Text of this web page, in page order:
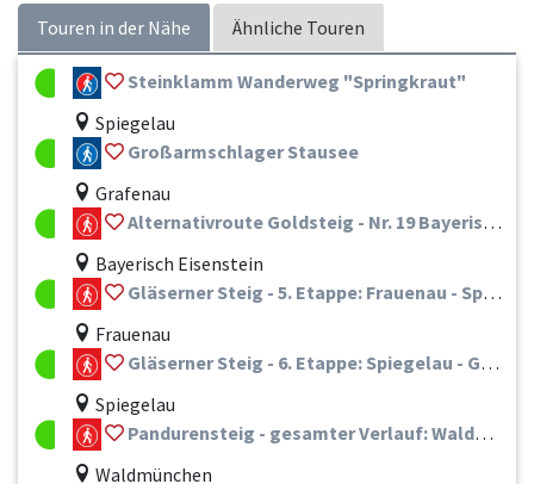
Touren in der Nähe Ähnliche Touren
Steinklamm Wanderweg "Springkraut"
Spiegelau
Großarmschlager Stausee
Grafenau
Alternativroute Goldsteig - Nr. 19 Bayerisch Eisenstein - Zwiesel - Frauenau - Spiegelau - St. Oswald-Riedlhütte - Neuschönau - Mauth
Bayerisch Eisenstein
Gläserner Steig - 5. Etappe: Frauenau - Spiegelau
Frauenau
Gläserner Steig - 6. Etappe: Spiegelau - Grafenau
Spiegelau
Pandurensteig - gesamter Verlauf: Waldmünchen - Hals / Passau
Waldmünchen